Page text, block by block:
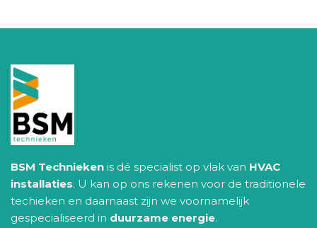
BSM Technieken is dé specialist op vlak van HVAC
installaties. U kan op ons rekenen voor de traditionele
techieken en daarnaast zijn we voornamelijk
gespecialiseerd in duurzame energie.